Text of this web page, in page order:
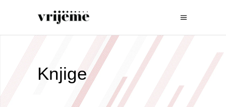
Knjige